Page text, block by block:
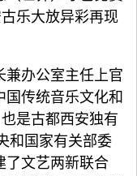
乐大放异彩再现
兼办公室主任上官
传统音乐文化和
是古都西安独有
和国家有关部委
了文艺两新联合